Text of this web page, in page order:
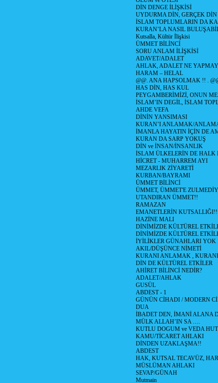
DİN DENGE İLİŞKİSİ
UYDURMA DİN, GERÇEK DİN
İSLAM TOPLUMLARIN DA
KURAN’LA NASIL
Kutsalla, Kültür İlişkisi
ÜMMET BİLİNCİ
SORU ANLAM İLİŞKİSİ
ADAVET/ADALET
AHLAK, ADALET NE
HARAM – HELAL
@@. ANA HAPSOLMAK !! .
HAS DİN, HAS KUL
PEYGAMBERİMİZİ, ONUN
İSLAM’IN DEGİL, İSLAM
AHDE VEFA
DİNİN YANSIMASI
KURAN’I ANLAMAK/
İMANLA HAYATIN İÇİN DE
KURAN DA SARP YOKUŞ
DİN ve İNSAN/İNSANLIK
İSLAM ÜLKELERİN DE
HİCRET - MUHARREM AYI
MEZARLIK ZİYARETİ
KURBAN/BAYRAMI
ÜMMET BİLİNCİ
ÜMMET, ÜMMET'E
UTANDIRAN ÜMMET!!
RAMAZAN
EMANETLERİN KUTSALLIĞI!!
HAZİNE MALI
DİNİMİZDE KÜLTÜREL
DİNİMİZDE KÜLTÜREL
İYİLİKLER GÜNAHLARI YOK
AKIL/DÜŞÜNCE NİMETİ
KURANI ANLAMAK ,
DİN DE KÜLTÜREL ETKİLER
AHİRET BİLİNCİ NEDİR?
ADALET/AHLAK
GUSÜL
ABDEST - 1
GÜNÜN CİHADI / MODERN
DUA
İBADET DEN, İMANİ ALANA
MÜLK ALLAH’IN SA ….
KUTLU DOGUM ve VEDA
KAMU/TİCARET AHLAKI
DİNDEN UZAKLAŞMA!!
ABDEST
HAK, KUTSAL TECAVÜZ,
MÜSLÜMAN AHLAKI
SEVAP/GÜNAH
Mutmain